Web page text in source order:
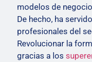
modelos de
De hecho, ha
profesionales del
Revolucionar la
gracias a los